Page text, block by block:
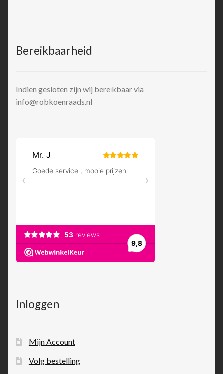
Bereikbaarheid
Indien gesloten zijn wij bereikbaar via
info@robkoenraads.nl
Inloggen
Mijn Account
Volg bestelling